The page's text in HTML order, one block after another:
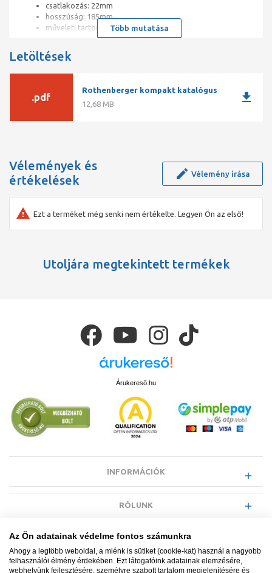
csatlakozás: 22mm
hosszúság: 185mm
műveleti tartomány: 110 - 150mm
gyártó: Rothenberger
Több mutatása
Letöltések
.pdf
Rothenberger kompakt katalógus
12,68 MB
download
Vélemények és
értékelések
Vélemény írása
Ezt a terméket még senki nem értékelte. Legyen Ön az első!
Utoljára megtekintett termékek
Árukereső.hu
INFORMÁCIÓK
RÓLUNK
EGYÉB INFORMÁCIÓK
Az Ön adatainak védelme fontos számunkra
Ahogy a legtöbb weboldal, a miénk is sütiket (cookie-kat) használ a nagyobb
felhasználói élmény érdekében. Ezt látogatóink adatainak elemzésére,
webhelyünk fejlesztésére, személyre szabott tartalom megjelenítésére és